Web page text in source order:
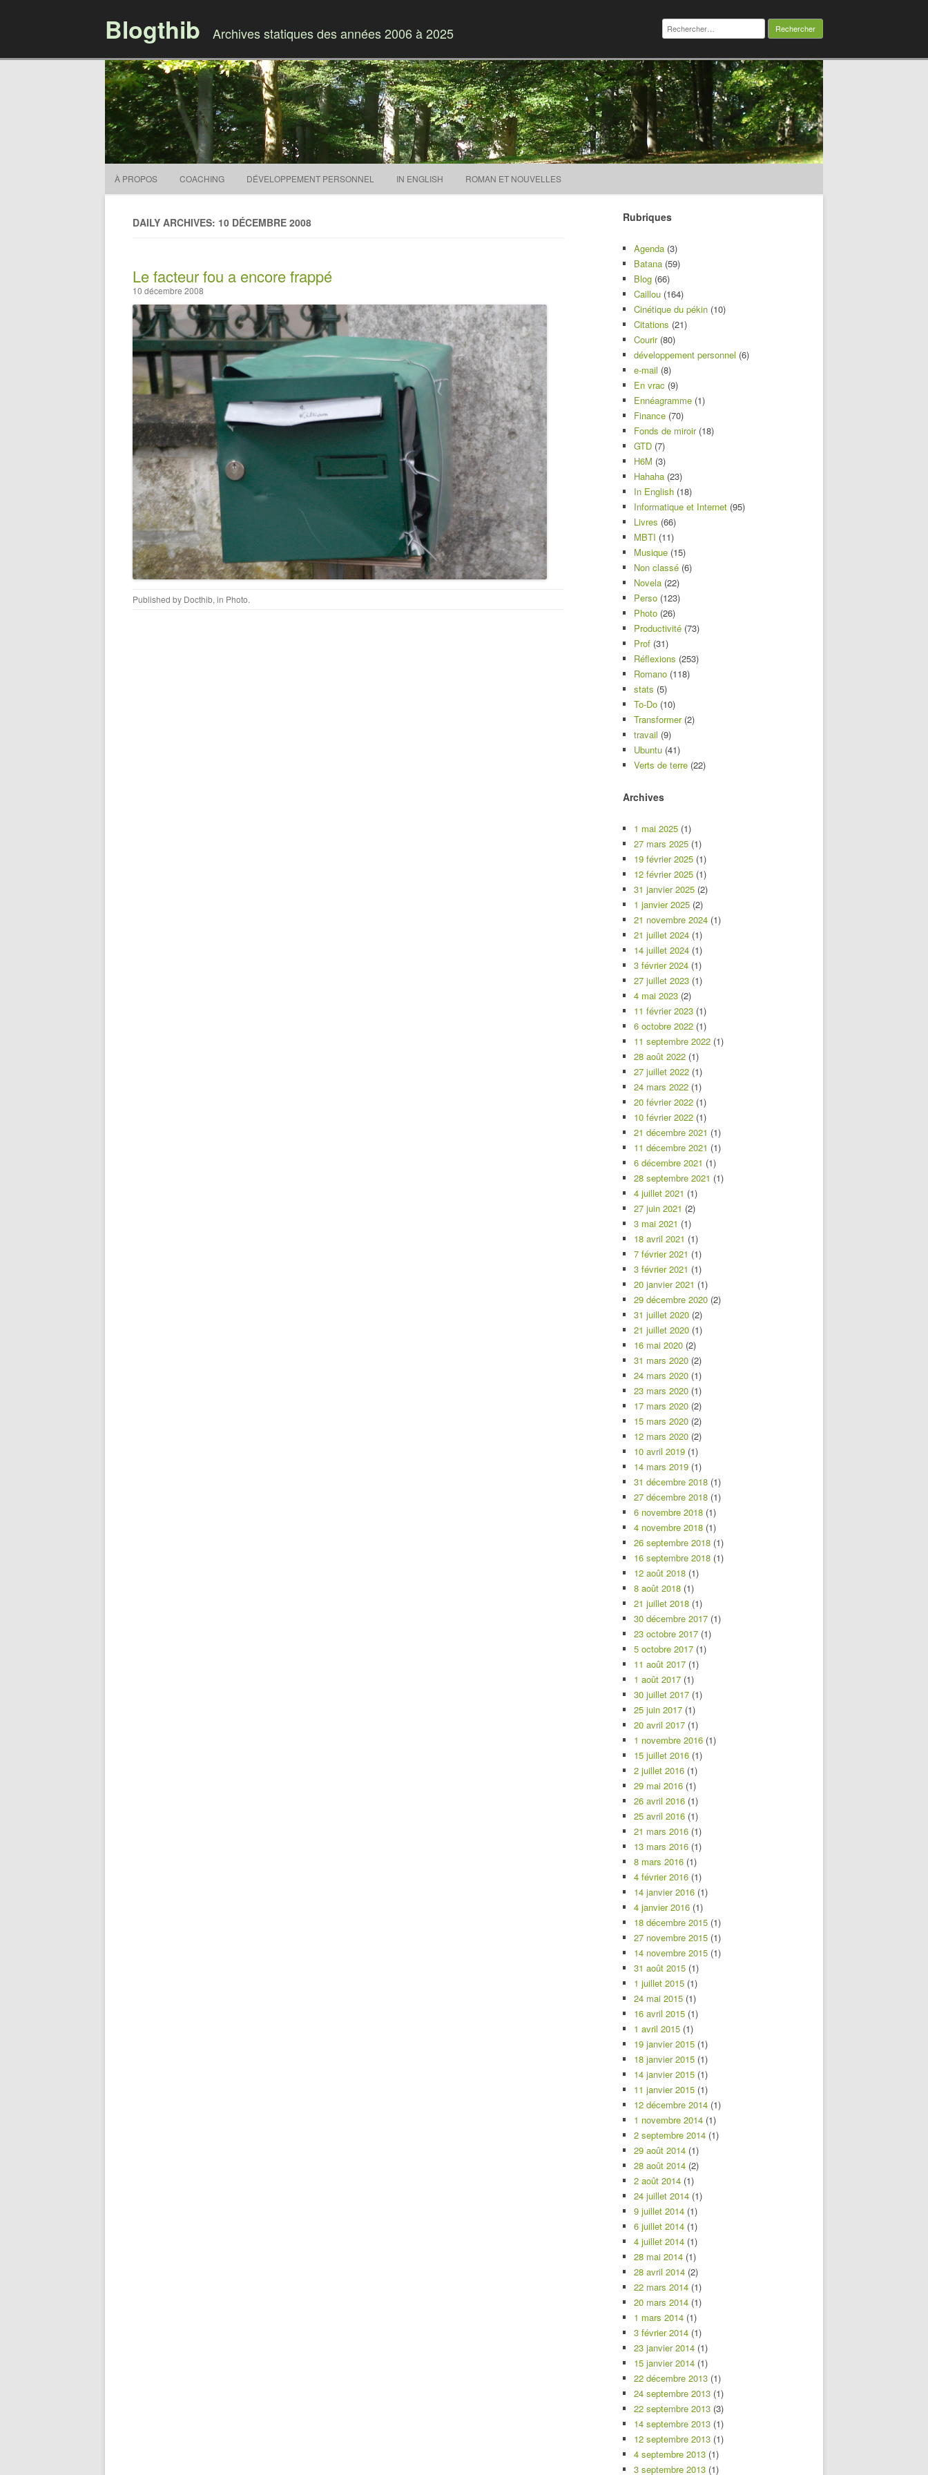
Blogthib Archives statiques des années 2006 à 2025
Rechercher :
À PROPOS COACHING DÉVELOPPEMENT PERSONNEL IN ENGLISH ROMAN ET NOUVELLES
DAILY ARCHIVES: 10 DÉCEMBRE 2008
Le facteur fou a encore frappé
10 décembre 2008
Published by Docthib, in Photo.
Rubriques
Agenda (3)
Batana (59)
Blog (66)
Caillou (164)
Cinétique du pékin (10)
Citations (21)
Courir(80)
développement personnel (6)
e-mail (8)
En vrac (9)
Ennéagramme (1)
Finance (70)
Fonds de miroir(18)
GTD (7)
H6M (3)
Hahaha (23)
In English (18)
Informatique et Internet (95)
Livres (66)
MBTI (11)
Musique (15)
Non classé (6)
Novela (22)
Perso (123)
Photo (26)
Productivité (73)
Prof (31)
Réflexions (253)
Romano (118)
stats (5)
To-Do (10)
Transformer(2)
travail (9)
Ubuntu (41)
Verts de terre (22)
Archives
1 mai 2025 (1)
27 mars 2025 (1)
19 février 2025 (1)
12 février 2025 (1)
31 janvier 2025 (2)
1 janvier 2025 (2)
21 novembre 2024 (1)
21 juillet 2024 (1)
14 juillet 2024 (1)
3 février 2024 (1)
27 juillet 2023 (1)
4 mai 2023 (2)
11 février 2023 (1)
6 octobre 2022 (1)
11 septembre 2022 (1)
28 août 2022 (1)
27 juillet 2022 (1)
24 mars 2022 (1)
20 février 2022 (1)
10 février 2022 (1)
21 décembre 2021 (1)
11 décembre 2021 (1)
6 décembre 2021 (1)
28 septembre 2021 (1)
4 juillet 2021 (1)
27 juin 2021 (2)
3 mai 2021 (1)
18 avril 2021 (1)
7 février 2021 (1)
3 février 2021 (1)
20 janvier 2021 (1)
29 décembre 2020 (2)
31 juillet 2020 (2)
21 juillet 2020 (1)
16 mai 2020 (2)
31 mars 2020 (2)
24 mars 2020 (1)
23 mars 2020 (1)
17 mars 2020 (2)
15 mars 2020 (2)
12 mars 2020 (2)
10 avril 2019 (1)
14 mars 2019 (1)
31 décembre 2018 (1)
27 décembre 2018 (1)
6 novembre 2018 (1)
4 novembre 2018 (1)
26 septembre 2018 (1)
16 septembre 2018 (1)
12 août 2018 (1)
8 août 2018 (1)
21 juillet 2018 (1)
30 décembre 2017 (1)
23 octobre 2017 (1)
5 octobre 2017 (1)
11 août 2017 (1)
1 août 2017 (1)
30 juillet 2017 (1)
25 juin 2017 (1)
20 avril 2017 (1)
1 novembre 2016 (1)
15 juillet 2016 (1)
2 juillet 2016 (1)
29 mai 2016 (1)
26 avril 2016 (1)
25 avril 2016 (1)
21 mars 2016 (1)
13 mars 2016 (1)
8 mars 2016 (1)
4 février 2016 (1)
14 janvier 2016 (1)
4 janvier 2016 (1)
18 décembre 2015 (1)
27 novembre 2015 (1)
14 novembre 2015 (1)
31 août 2015 (1)
1 juillet 2015 (1)
24 mai 2015 (1)
16 avril 2015 (1)
1 avril 2015 (1)
19 janvier 2015 (1)
18 janvier 2015 (1)
14 janvier 2015 (1)
11 janvier 2015 (1)
12 décembre 2014 (1)
1 novembre 2014 (1)
2 septembre 2014 (1)
29 août 2014 (1)
28 août 2014 (2)
2 août 2014 (1)
24 juillet 2014 (1)
9 juillet 2014 (1)
6 juillet 2014 (1)
4 juillet 2014 (1)
28 mai 2014 (1)
28 avril 2014 (2)
22 mars 2014 (1)
20 mars 2014 (1)
1 mars 2014 (1)
3 février 2014 (1)
23 janvier 2014 (1)
15 janvier 2014 (1)
22 décembre 2013 (1)
24 septembre 2013 (1)
22 septembre 2013 (3)
14 septembre 2013 (1)
12 septembre 2013 (1)
4 septembre 2013 (1)
3 septembre 2013 (1)